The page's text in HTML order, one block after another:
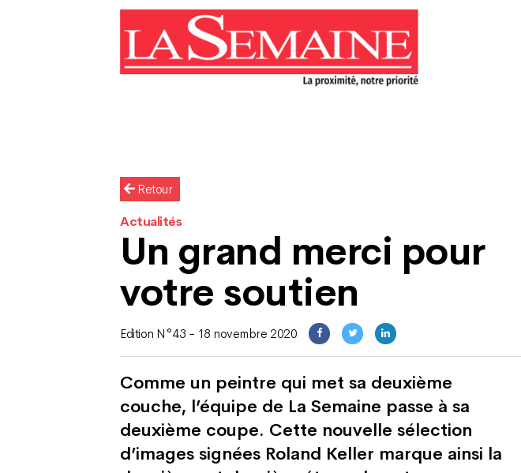
Retour
Actualités
Un grand merci pour
votre soutien
Edition N°43 - 18 novembre 2020
Comme un peintre qui met sa deuxième
couche, l’équipe de La Semaine passe à sa
deuxième coupe. Cette nouvelle sélection
d’images signées Roland Keller marque ainsi la